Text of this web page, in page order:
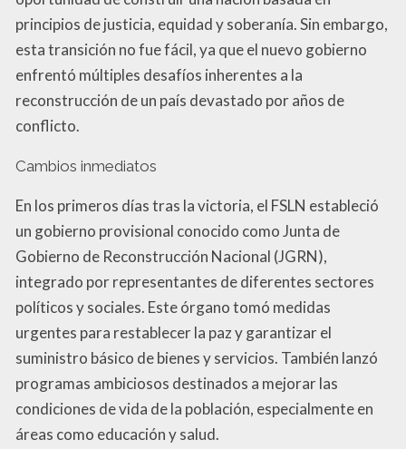
principios de justicia, equidad y soberanía. Sin embargo,
esta transición no fue fácil, ya que el nuevo gobierno
enfrentó múltiples desafíos inherentes a la
reconstrucción de un país devastado por años de
conflicto.
Cambios inmediatos
En los primeros días tras la victoria, el FSLN estableció
un gobierno provisional conocido como Junta de
Gobierno de Reconstrucción Nacional (JGRN),
integrado por representantes de diferentes sectores
políticos y sociales. Este órgano tomó medidas
urgentes para restablecer la paz y garantizar el
suministro básico de bienes y servicios. También lanzó
programas ambiciosos destinados a mejorar las
condiciones de vida de la población, especialmente en
áreas como educación y salud.